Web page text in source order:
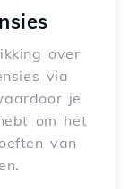
over
via
je
om het
van